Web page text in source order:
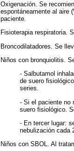
Oxigenación. Se
espontáneamente al aire
paciente.
Fisioterapia respiratoria.
Broncodilatadores. Se
Niños con bronquiolitis.
- Salbutamol
de suero
series.
- Si el paciente no
suero fisiológico.
- En tercer lugar:
nebulización cada
Niños con SBOL. Al